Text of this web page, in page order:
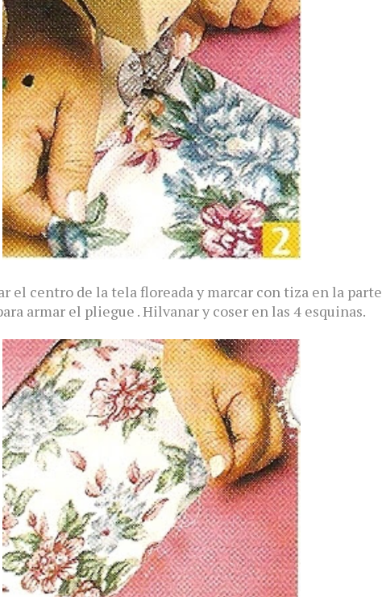
el centro de la tela floreada y marcar con tiza en la parte
armar el pliegue . Hilvanar y coser en las 4 esquinas.